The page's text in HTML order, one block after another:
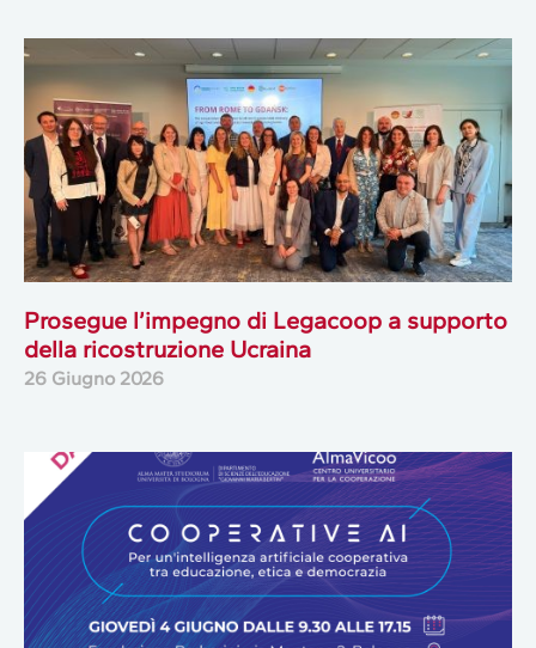
Prosegue l’impegno di Legacoop a supporto
della ricostruzione Ucraina
26 Giugno 2026